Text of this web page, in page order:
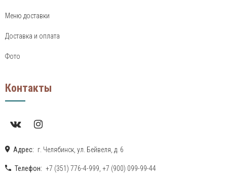
Меню доставки
Доставка и оплата
Фото
Контакты
Адрес: г. Челябинск, ул. Бейвеля, д. 6
Телефон: +7 (351) 776-4-999 +7 (900) 099-99-44